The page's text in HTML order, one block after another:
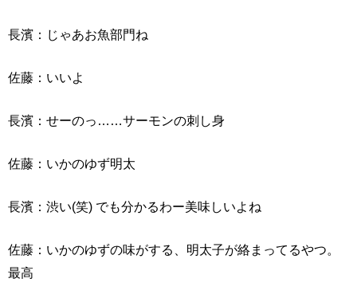
長濱：じゃあお魚部門ね
佐藤：いいよ
長濱：せーのっ……サーモンの刺し身
佐藤：いかのゆず明太
長濱：渋い(笑) でも分かるわー美味しいよね
佐藤：いかのゆずの味がする、明太子が絡まってるやつ。
最高